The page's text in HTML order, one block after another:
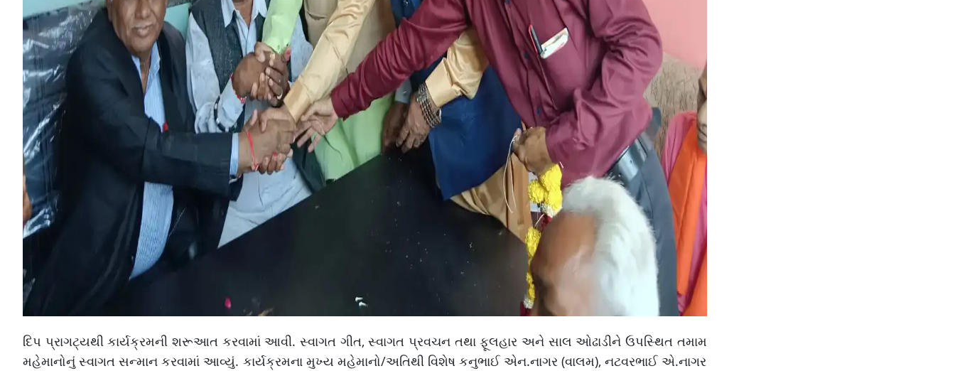
દિપ પ્રાગટ્યથી કાર્યક્રમની શરૂઆત કરવામાં આવી. સ્વાગત ગીત, સ્વાગત પ્રવચન તથા ફૂલહાર અને સાલ ઓઢાડીને ઉપસ્થિત તમામ
મહેમાનોનું સ્વાગત સન્માન કરવામાં આવ્યું. કાર્યક્રમના મુખ્ય મહેમાનો/અતિથી વિશેષ કનુભાઈ એન.નાગર (વાલમ), નટવરભાઈ એ.નાગર